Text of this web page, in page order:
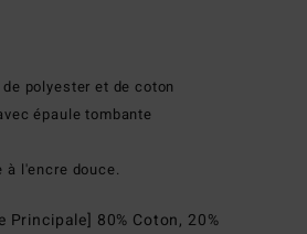
polyester et de coton
épaule tombante
à l'encre douce.
Principale] 80% Coton, 20%